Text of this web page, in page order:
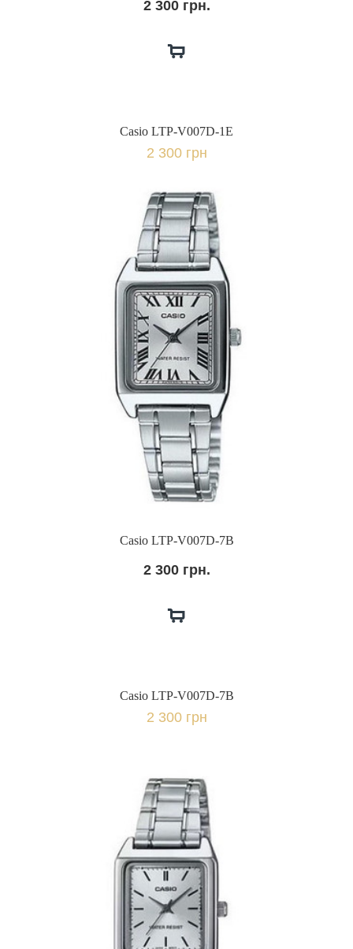
2 300 грн.
Casio LTP-V007D-1E
2 300 грн
Casio LTP-V007D-7B
2 300 грн.
Casio LTP-V007D-7B
2 300 грн